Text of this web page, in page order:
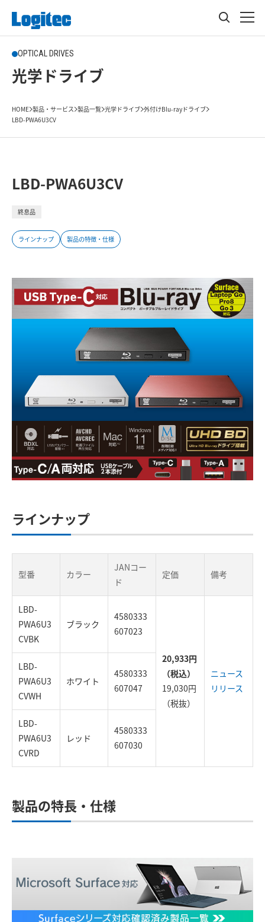
OPTICAL DRIVES
光学ドライブ
HOME 製品・サービス 製品一覧 光学ドライブ 外付けBlu-rayドライブ
LBD-PWA6U3CV
LBD-PWA6U3CV
終息品
ラインナップ 製品の特徴・仕様
ラインナップ
型番 カラー
JANコー
ド
定価 備考
LBD-
PWA6U3
CVBK
ブラック
4580333
607023
20,933円
（税込）
19,030円
（税抜）
ニュース
リリース
LBD-
PWA6U3
CVWH
ホワイト
4580333
607047
LBD-
PWA6U3
CVRD
レッド
4580333
607030
製品の特長・仕様